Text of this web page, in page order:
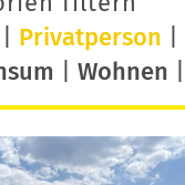
Privatperson
Wohnen